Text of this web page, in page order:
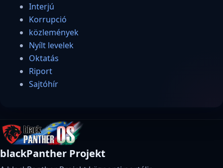
Interjú
Korrupció
közlemények
Nyílt levelek
Oktatás
Riport
Sajtóhír
blackPanther Projekt